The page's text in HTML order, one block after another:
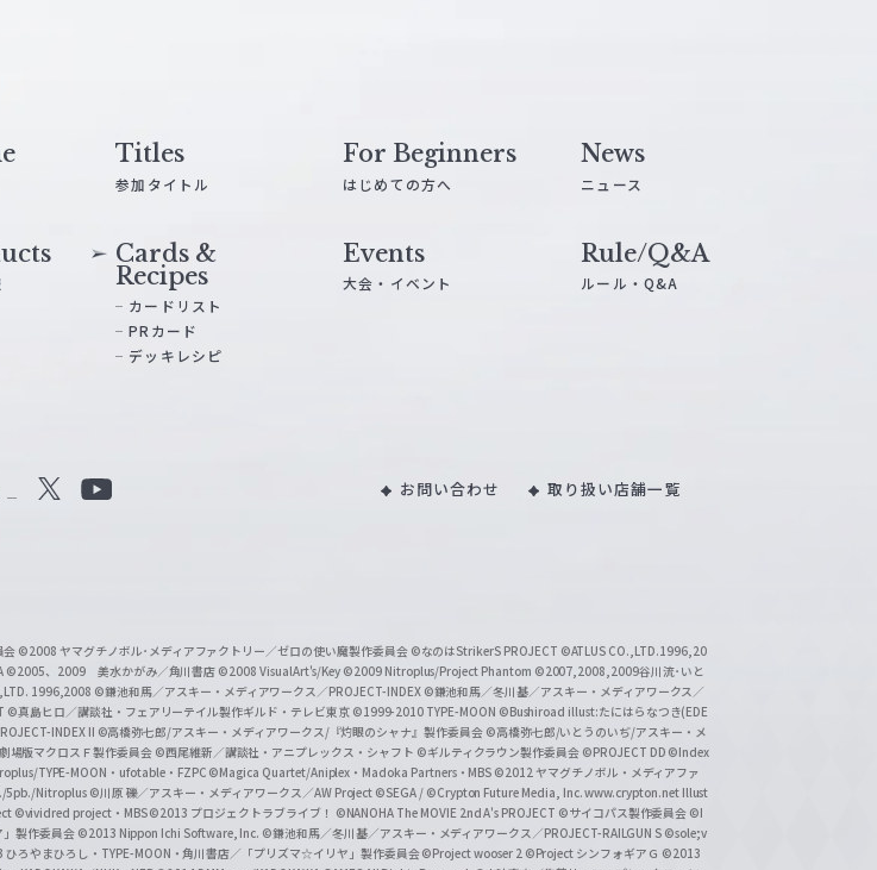
Titles
参加タイトル
For Beginners
はじめての方へ
News
ニュース
Cards &
Recipes
カードリスト
PRカード
デッキレシピ
Events
大会・イベント
Rule/Q&A
ルール・Q&A
Y
b
e
O
f
f
i
お問い合わせ 取り扱い店舗一覧
会 ©2008 ヤマグチノボル･メディアファクトリー／ゼロの使い魔製作委員会 ©なのはStrikerS PROJECT ©ATLUS CO.,LTD.1996,20
©2005、2009 美水かがみ／角川書店 ©2008 VisualArt's/Key ©2009 Nitroplus/Project Phantom ©2007,2008,2009谷川流･いと
1996,2008 ©鎌池和馬／アスキー・メディアワークス／PROJECT-INDEX ©鎌池和馬／冬川基／アスキー・メディアワークス／
©真島ヒロ／講談社・フェアリーテイル製作ギルド・テレビ東京 ©1999-2010 TYPE-MOON ©Bushiroad illust:たにはらなつき(EDE
INDEX II ©高橋弥七郎/アスキー・メディアワークス/『灼眼のシャナ』製作委員会 ©高橋弥七郎/いとうのいぢ/アスキー・メ
場版マクロスＦ製作委員会 ©西尾維新／講談社・アニプレックス・シャフト ©ギルティクラウン製作委員会 ©PROJECT DD ©Index
TYPE-MOON・ufotable・FZPC ©Magica Quartet/Aniplex・Madoka Partners・MBS ©2012 ヤマグチノボル・メディアファ
5pb./Nitroplus ©川原 礫／アスキー・メディアワークス／AW Project ©SEGA / ©Crypton Future Media, Inc. www.crypton.net Illust
©vividred project・MBS ©2013 プロジェクトラブライブ！ ©NANOHA The MOVIE 2nd A's PROJECT ©サイコパス製作委員会 ©I
製作委員会 ©2013 Nippon Ichi Software, Inc. ©鎌池和馬／冬川基／アスキー・メディアワークス／PROJECT-RAILGUN S ©sole;v
ひろやまひろし・TYPE-MOON・角川書店／「プリズマ☆イリヤ」製作委員会©Project wooser 2 ©Project シンフォギアＧ ©2013